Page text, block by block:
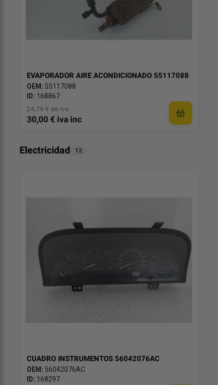
EVAPORADOR AIRE ACONDICIONADO 55117088
OEM: 55117088
ID: 168867
24,79 € sin iva
30,00 € iva inc
Electricidad 12
CUADRO INSTRUMENTOS 56042076AC
OEM: 56042076AC
ID: 168297